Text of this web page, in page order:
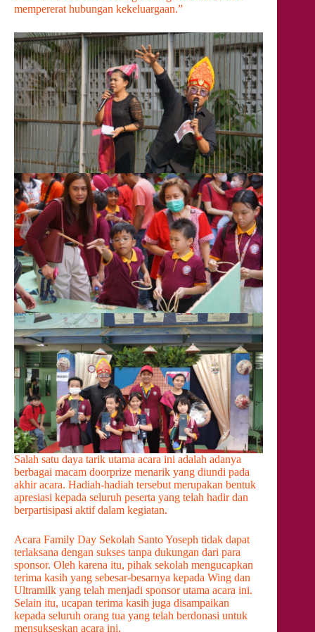
mempererat hubungan kekeluargaan.”
Salah satu daya tarik utama acara ini adalah adanya
berbagai macam doorprize menarik yang diundi pada
akhir acara. Hadiah-hadiah tersebut merupakan bentuk
apresiasi kepada seluruh peserta yang telah hadir dan
berpartisipasi aktif dalam kegiatan.
Acara Family Day Sekolah Santo Yoseph tidak dapat
terlaksana dengan sukses tanpa dukungan dari para
sponsor. Oleh karena itu, pihak sekolah mengucapkan
terima kasih yang sebesar-besarnya kepada Wing dan
Ultramilk yang telah menjadi sponsor utama acara ini.
Selain itu, ucapan terima kasih juga disampaikan
kepada seluruh orang tua yang telah berdonasi untuk
mensukseskan acara ini.